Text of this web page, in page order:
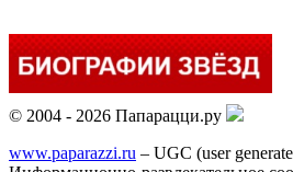
© 2004 - 2026 Папарацци.ру
www.paparazzi.ru – UGC (user